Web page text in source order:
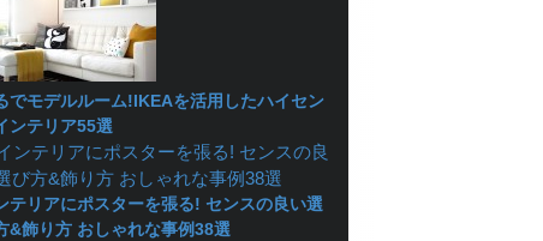
でモデルルーム!IKEAを活用したハイセン
ンテリア55選
テリアにポスターを張る! センスの良い選
&飾り方 おしゃれな事例38選